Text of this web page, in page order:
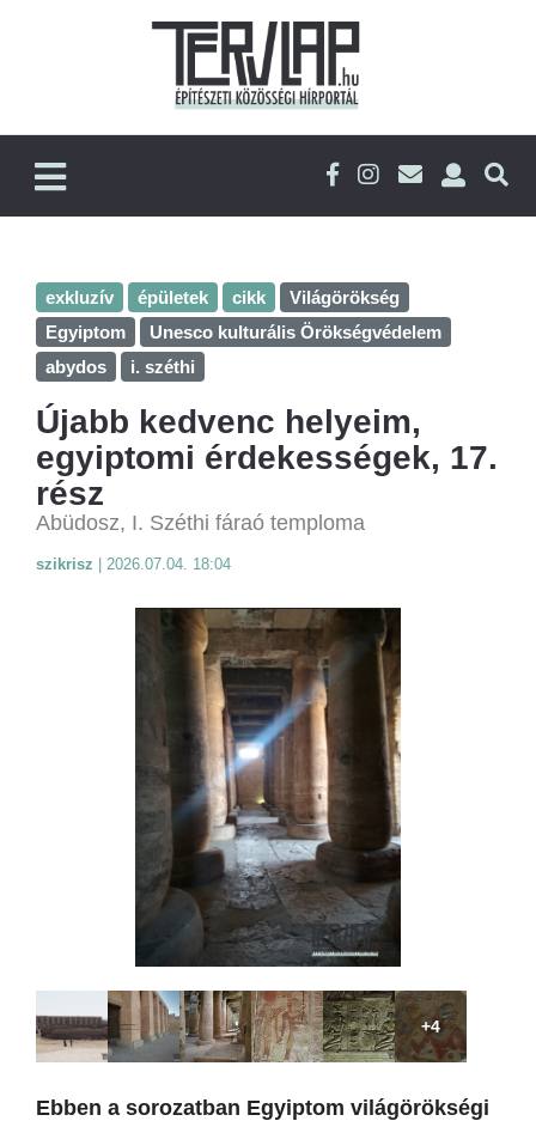
exkluzív épületek cikk
Világörökség
Egyiptom
Unesco kulturális Örökségvédelem
abydos
i. széthi
Újabb kedvenc helyeim,
egyiptomi érdekességek, 17.
rész
Abüdosz, I. Széthi fáraó temploma
szikrisz 2026.07.04. 18:04
+4
Ebben a sorozatban Egyiptom világörökségi